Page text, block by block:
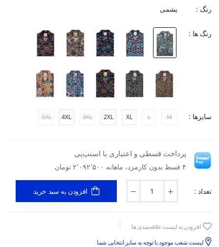
رنگ : یشمی
رنگ ها :
سایزها : M
L
XL
2XL
3XL
4XL
5XL
پرداخت قسطی و اعتباری با اسنپ‌پی
۴ قسط بدون کارمزد، ماهانه ۲٬۰۹۲٬۵۰۰ تومان
تعداد : افزودن به سبد خرید
افزودن به لیست علاقه‌مندی ها
لیست شعب موجود با توجه به سایز انتخابی شما